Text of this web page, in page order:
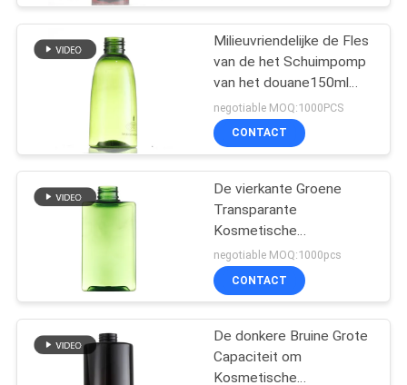
Het Desinfecterende
middelpomp van de
gallonhand
De schuimende
Pomp van de
Milieuvriendelijke de Fles
van de het Schuimpomp
van het douane150ml
HUISDIER
negotiable MOQ:1000PCS
CONTACT
De vierkante Groene
Transparante
Kosmetische
Verpakkende Fles kan
met Verschillende
Kappen worden
negotiable MOQ:1000pcs
CONTACT
De donkere Bruine Grote
Capaciteit om
Kosmetische